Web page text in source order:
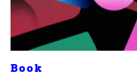
Book
SHARE